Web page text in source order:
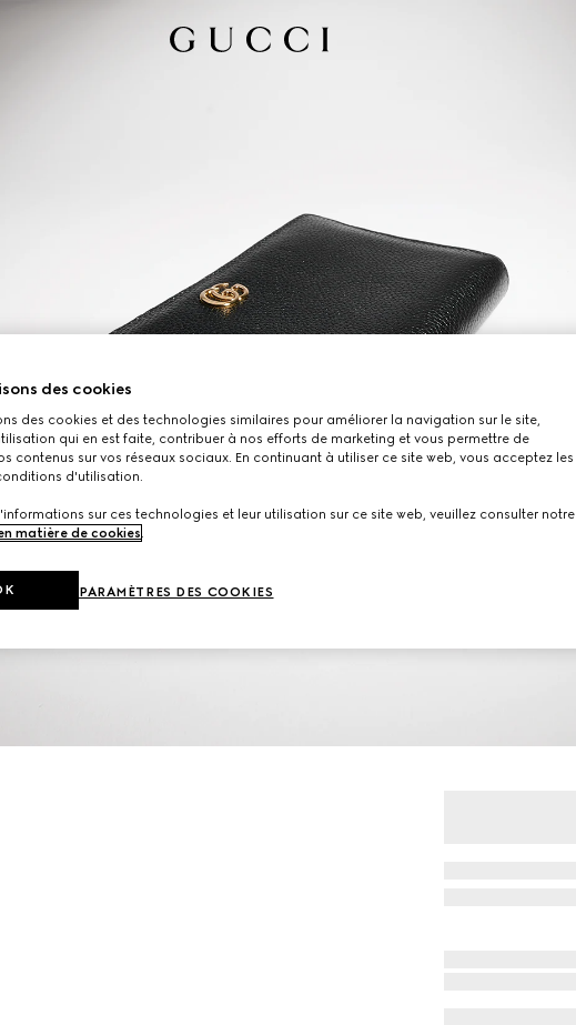
des cookies
des cookies et des technologies similaires pour améliorer la navigation sur le site,
qui en est faite, contribuer à nos efforts de marketing et vous permettre de
contenus sur vos réseaux sociaux. En continuant à utiliser ce site web, vous acceptez les
d'utilisation.
sur ces technologies et leur utilisation sur ce site web, veuillez consulter notre
matière de cookies.
PARAMÈTRES DES COOKIES